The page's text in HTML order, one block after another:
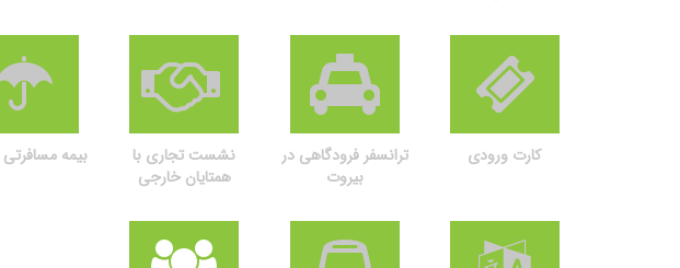
کارت ورودی
ترانسفر فرودگاهی در
بیروت
نشست تجاری با
همتایان خارجی
بیمه